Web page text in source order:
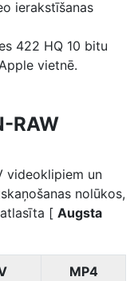
ierakstīšanas
422 HQ 10 bitu
vietnē.
RAW
videoklipiem un
nolūkos,
[ Augsta
MP4